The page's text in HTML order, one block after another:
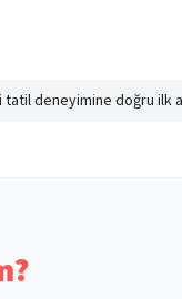
deneyimine doğru ilk